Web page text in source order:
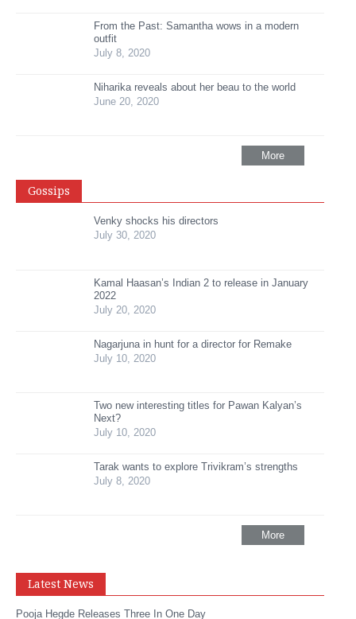
From the Past: Samantha wows in a modern
outfit
July 8, 2020
Niharika reveals about her beau to the world
June 20, 2020
More
Gossips
Venky shocks his directors
July 30, 2020
Kamal Haasan’s Indian 2 to release in January
2022
July 20, 2020
Nagarjuna in hunt for a director for Remake
July 10, 2020
Two new interesting titles for Pawan Kalyan’s
Next?
July 10, 2020
Tarak wants to explore Trivikram’s strengths
July 8, 2020
More
Latest News
Pooja Hegde Releases Three In One Day